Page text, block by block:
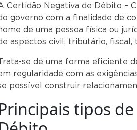
Certidão Negativa de Débito –
governo com a finalidade de
de uma pessoa física ou
aspectos civil, tributário, fiscal,
se de uma forma eficiente
regularidade com as
possível construir
tipos